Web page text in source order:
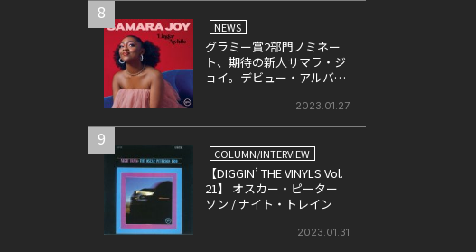
8
NEWS
グラミー賞2部門ノミネー
ト、期待の新人サマラ・ジ
ョイ。デビュー・アルバム
日本盤が本日ついに発売！
2023.01.27
9
COLUMN/INTERVIEW
【DIGGIN’ THE VINYLS Vol.
21】 オスカー・ピーター
ソン / ナイト・トレイン
2023.01.31